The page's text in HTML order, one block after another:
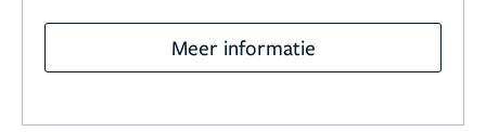
Meer informatie